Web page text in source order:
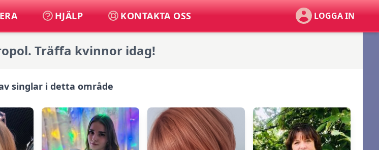
HJÄLP KONTAKTA OSS LOGGA IN
Träffa kvinnor idag!
singlar i detta område